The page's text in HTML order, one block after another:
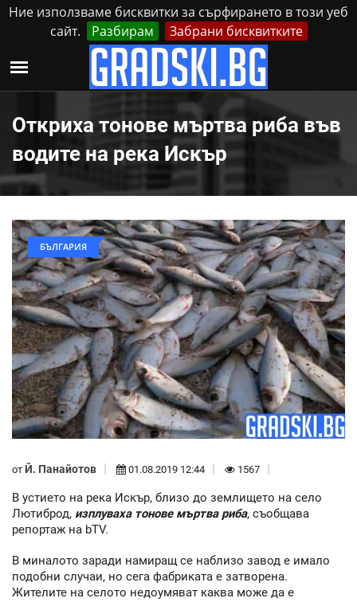
Ние използваме бисквитки за сърфирането в този уеб
сайт.
Разбирам Забрани бисквитките
Неделя, 9 Август, 2026 Реклама Контакти
Откриха тонове мъртва риба във
водите на река Искър
БЪЛГАРИЯ
от Й. Панайотов 01.08.2019 12:44 1567
В устието на река Искър, близо до землището на село
Лютиброд, изплуваха тонове мъртва риба, съобщава
репортаж на bTV.
В миналото заради намиращ се наблизо завод е имало
подобни случаи, но сега фабриката е затворена.
Жителите на селото недоумяват каква може да е